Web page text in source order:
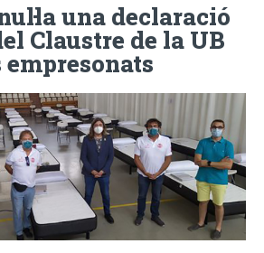
una declaració
Claustre de la UB